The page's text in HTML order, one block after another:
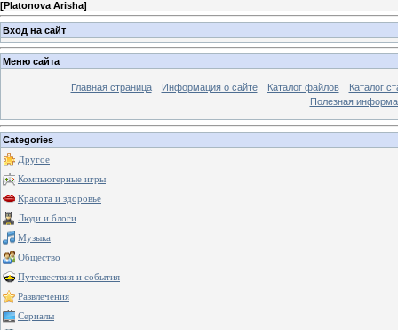
[Platonova Arisha]
Вход на сайт
Меню сайта
Главная страница Информация о сайте Каталог файлов
Каталог
Полезная
Categories
Другое
Компьютерные игры
Красота и здоровье
Люди и блоги
Музыка
Общество
Путешествия и события
Развлечения
Сериалы